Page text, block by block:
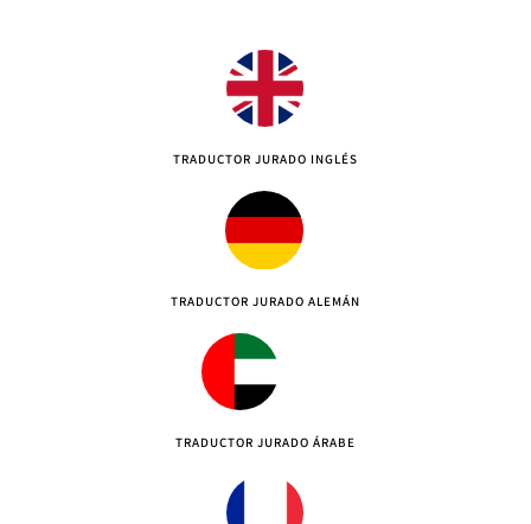
TRADUCTOR JURADO INGLÉS
TRADUCTOR JURADO ALEMÁN
TRADUCTOR JURADO ÁRABE